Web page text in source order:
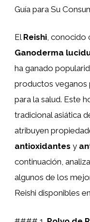
Guía para Su
El Reishi, conocido
Ganoderma
ha ganado
productos veganos
para la salud. Este
tradicional asiática
atribuyen
antioxidantes y
continuación,
algunos de los
Reishi disponibles